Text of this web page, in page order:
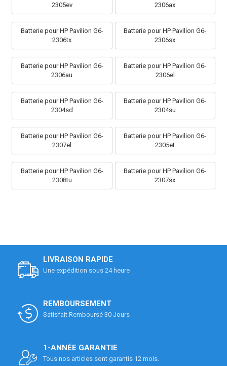
2305ev
2306ax
Batterie pour HP Pavilion G6-
2306tx
Batterie pour HP Pavilion G6-
2306sx
Batterie pour HP Pavilion G6-
2306au
Batterie pour HP Pavilion G6-
2306el
Batterie pour HP Pavilion G6-
2304sd
Batterie pour HP Pavilion G6-
2304su
Batterie pour HP Pavilion G6-
2307el
Batterie pour HP Pavilion G6-
2305et
Batterie pour HP Pavilion G6-
2308tu
Batterie pour HP Pavilion G6-
2307sx
LIVRAISON RAPIDE
Une expédition sous 24 heure
REMBOURSEMENT
Satisfait Remboursé 30 Jours
1-ANNÉE GARANTIE
Tous nos articles sont garantis 12 mois.